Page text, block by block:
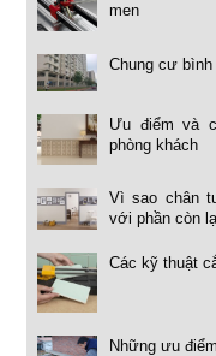
men
Chung cư bình
Ưu điểm và
phòng khách
Vì sao chân
với phần còn
Các kỹ thuật
Những ưu